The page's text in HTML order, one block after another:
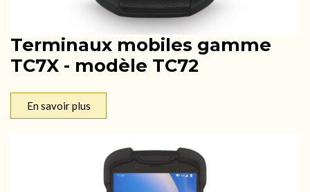
Terminaux mobiles gamme
TC7X - modèle TC72
En savoir plus